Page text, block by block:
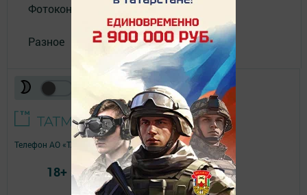
Фотоконкурс
Разное
Телефон АО «ТАТМЕДИА»:(843) 222 09 84
18+